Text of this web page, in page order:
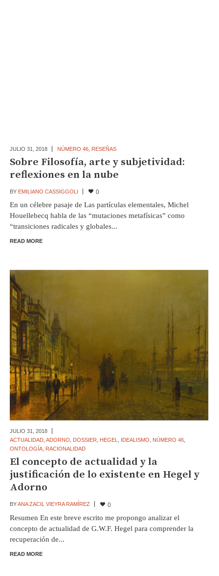
JULIO 31, 2018 NÚMERO 46, RESEÑAS
Sobre Filosofía, arte y subjetividad:
reflexiones en la nube
BY EMILIANO CASSIGGOLI 0
En un célebre pasaje de Las partículas elementales, Michel
Houellebecq habla de las “mutaciones metafísicas” como
“transiciones radicales y globales...
READ MORE
JULIO 31, 2018
ACTUALIDAD, ADORNO, DOSSIER, HEGEL, IDEALISMO, NÚMERO 46,
ONTOLOGÍA, RACIONALIDAD
El concepto de actualidad y la
justificación de lo existente en Hegel y
Adorno
BYANA ZACIL VIEYRA RAMÍREZ 0
Resumen En este breve escrito me propongo analizar el
concepto de actualidad de G.W.F. Hegel para comprender la
recuperación de...
READ MORE